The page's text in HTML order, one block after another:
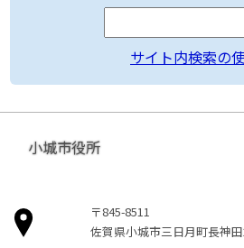
サイト内検索の
小城市役所
〒845-8511
佐賀県小城市三日月町長神